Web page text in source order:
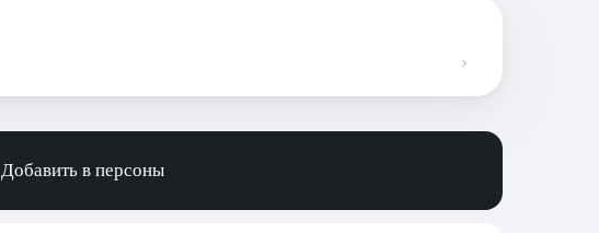
Добавить в персоны